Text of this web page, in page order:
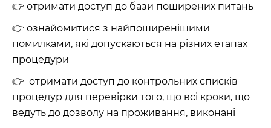
👉 отримати доступ до бази поширених питань
👉 ознайомитися з найпоширенішими
помилками, які допускаються на різних етапах
процедури
👉 отримати доступ до контрольних списків
процедур для перевірки того, що всі кроки, що
ведуть до дозволу на проживання, виконані